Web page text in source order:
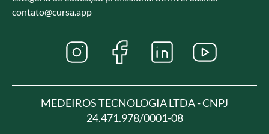
contato@cursa.app
MEDEIROS TECNOLOGIA LTDA - CNPJ
24.471.978/0001-08